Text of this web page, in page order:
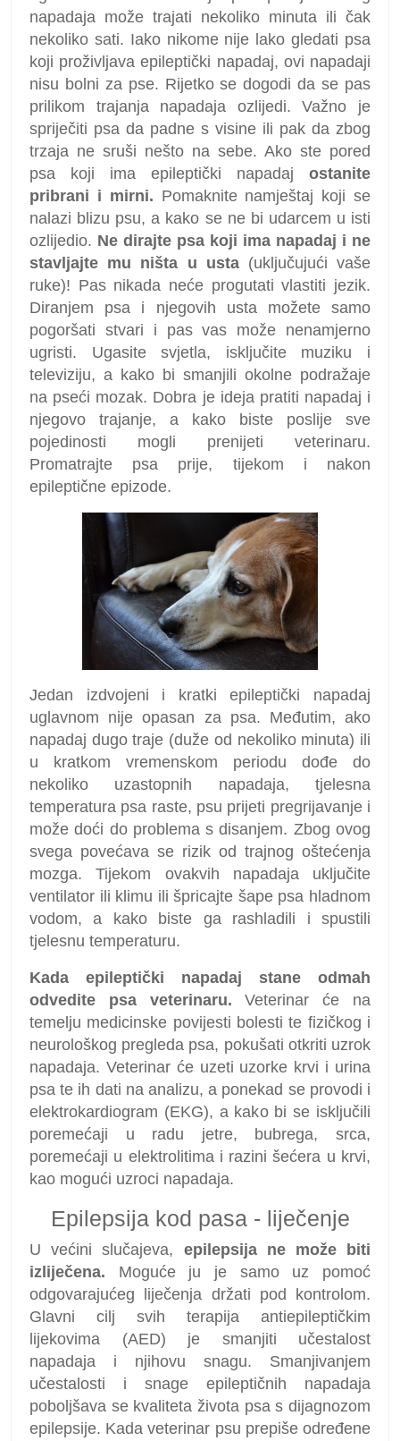
napadaja može trajati nekoliko minuta ili čak
nekoliko sati. Iako nikome nije lako gledati psa
koji proživljava epileptički napadaj, ovi napadaji
nisu bolni za pse. Rijetko se dogodi da se pas
prilikom trajanja napadaja ozlijedi. Važno je
spriječiti psa da padne s visine ili pak da zbog
trzaja ne sruši nešto na sebe. Ako ste pored
psa koji ima epileptički napadaj ostanite
pribrani i mirni. Pomaknite namještaj koji se
nalazi blizu psu, a kako se ne bi udarcem u isti
ozlijedio. Ne dirajte psa koji ima napadaj i ne
stavljajte mu ništa u usta(uključujući vaše
ruke)! Pas nikada neće progutati vlastiti jezik.
Diranjem psa i njegovih usta možete samo
pogoršati stvari i pas vas može nenamjerno
ugristi. Ugasite svjetla, isključite muziku i
televiziju, a kako bi smanjili okolne podražaje
na pseći mozak. Dobra je ideja pratiti napadaj i
njegovo trajanje, a kako biste poslije sve
pojedinosti mogli prenijeti veterinaru.
Promatrajte psa prije, tijekom i nakon
epileptične epizode.
Jedan izdvojeni i kratki epileptički napadaj
uglavnom nije opasan za psa. Međutim, ako
napadaj dugo traje (duže od nekoliko minuta) ili
u kratkom vremenskom periodu dođe do
nekoliko uzastopnih napadaja, tjelesna
temperatura psa raste, psu prijeti pregrijavanje i
može doći do problema s disanjem. Zbog ovog
svega povećava se rizik od trajnog oštećenja
mozga. Tijekom ovakvih napadaja uključite
ventilator ili klimu ili špricajte šape psa hladnom
vodom, a kako biste ga rashladili i spustili
tjelesnu temperaturu.
Kada epileptički napadaj stane odmah
odvedite psa veterinaru. Veterinar će na
temelju medicinske povijesti bolesti te fizičkog i
neurološkog pregleda psa, pokušati otkriti uzrok
napadaja. Veterinar će uzeti uzorke krvi i urina
psa te ih dati na analizu, a ponekad se provodi i
elektrokardiogram (EKG), a kako bi se isključili
poremećaji u radu jetre, bubrega, srca,
poremećaji u elektrolitima i razini šećera u krvi,
kao mogući uzroci napadaja.
Epilepsija kod pasa - liječenje
U većini slučajeva, epilepsija ne može biti
izliječena. Moguće ju je samo uz pomoć
odgovarajućeg liječenja držati pod kontrolom.
Glavni cilj svih terapija antiepileptičkim
lijekovima (AED) je smanjiti učestalost
napadaja i njihovu snagu. Smanjivanjem
učestalosti i snage epileptičnih napadaja
poboljšava se kvaliteta života psa s dijagnozom
epilepsije. Kada veterinar psu prepiše određene